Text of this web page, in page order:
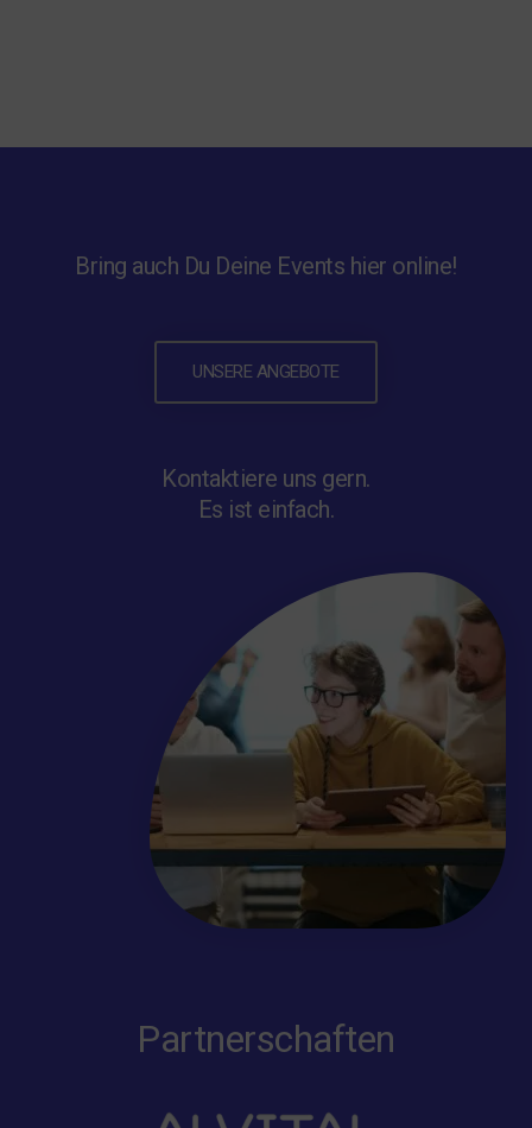
Bring auch Du Deine Events hier online!
UNSERE ANGEBOTE
Kontaktiere uns gern.
Es ist einfach.
Partnerschaften